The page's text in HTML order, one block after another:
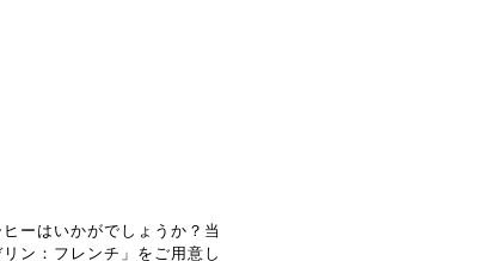
ーはいかがでしょうか？当
ン：フレンチ」をご用意し